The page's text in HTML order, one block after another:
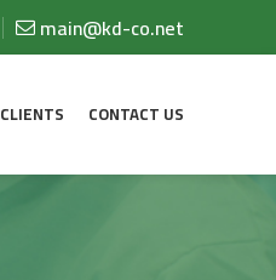
main@kd-co.net
CLIENTS CONTACT US